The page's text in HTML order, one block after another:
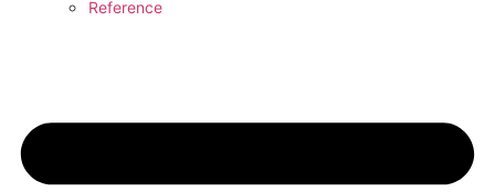
Reference